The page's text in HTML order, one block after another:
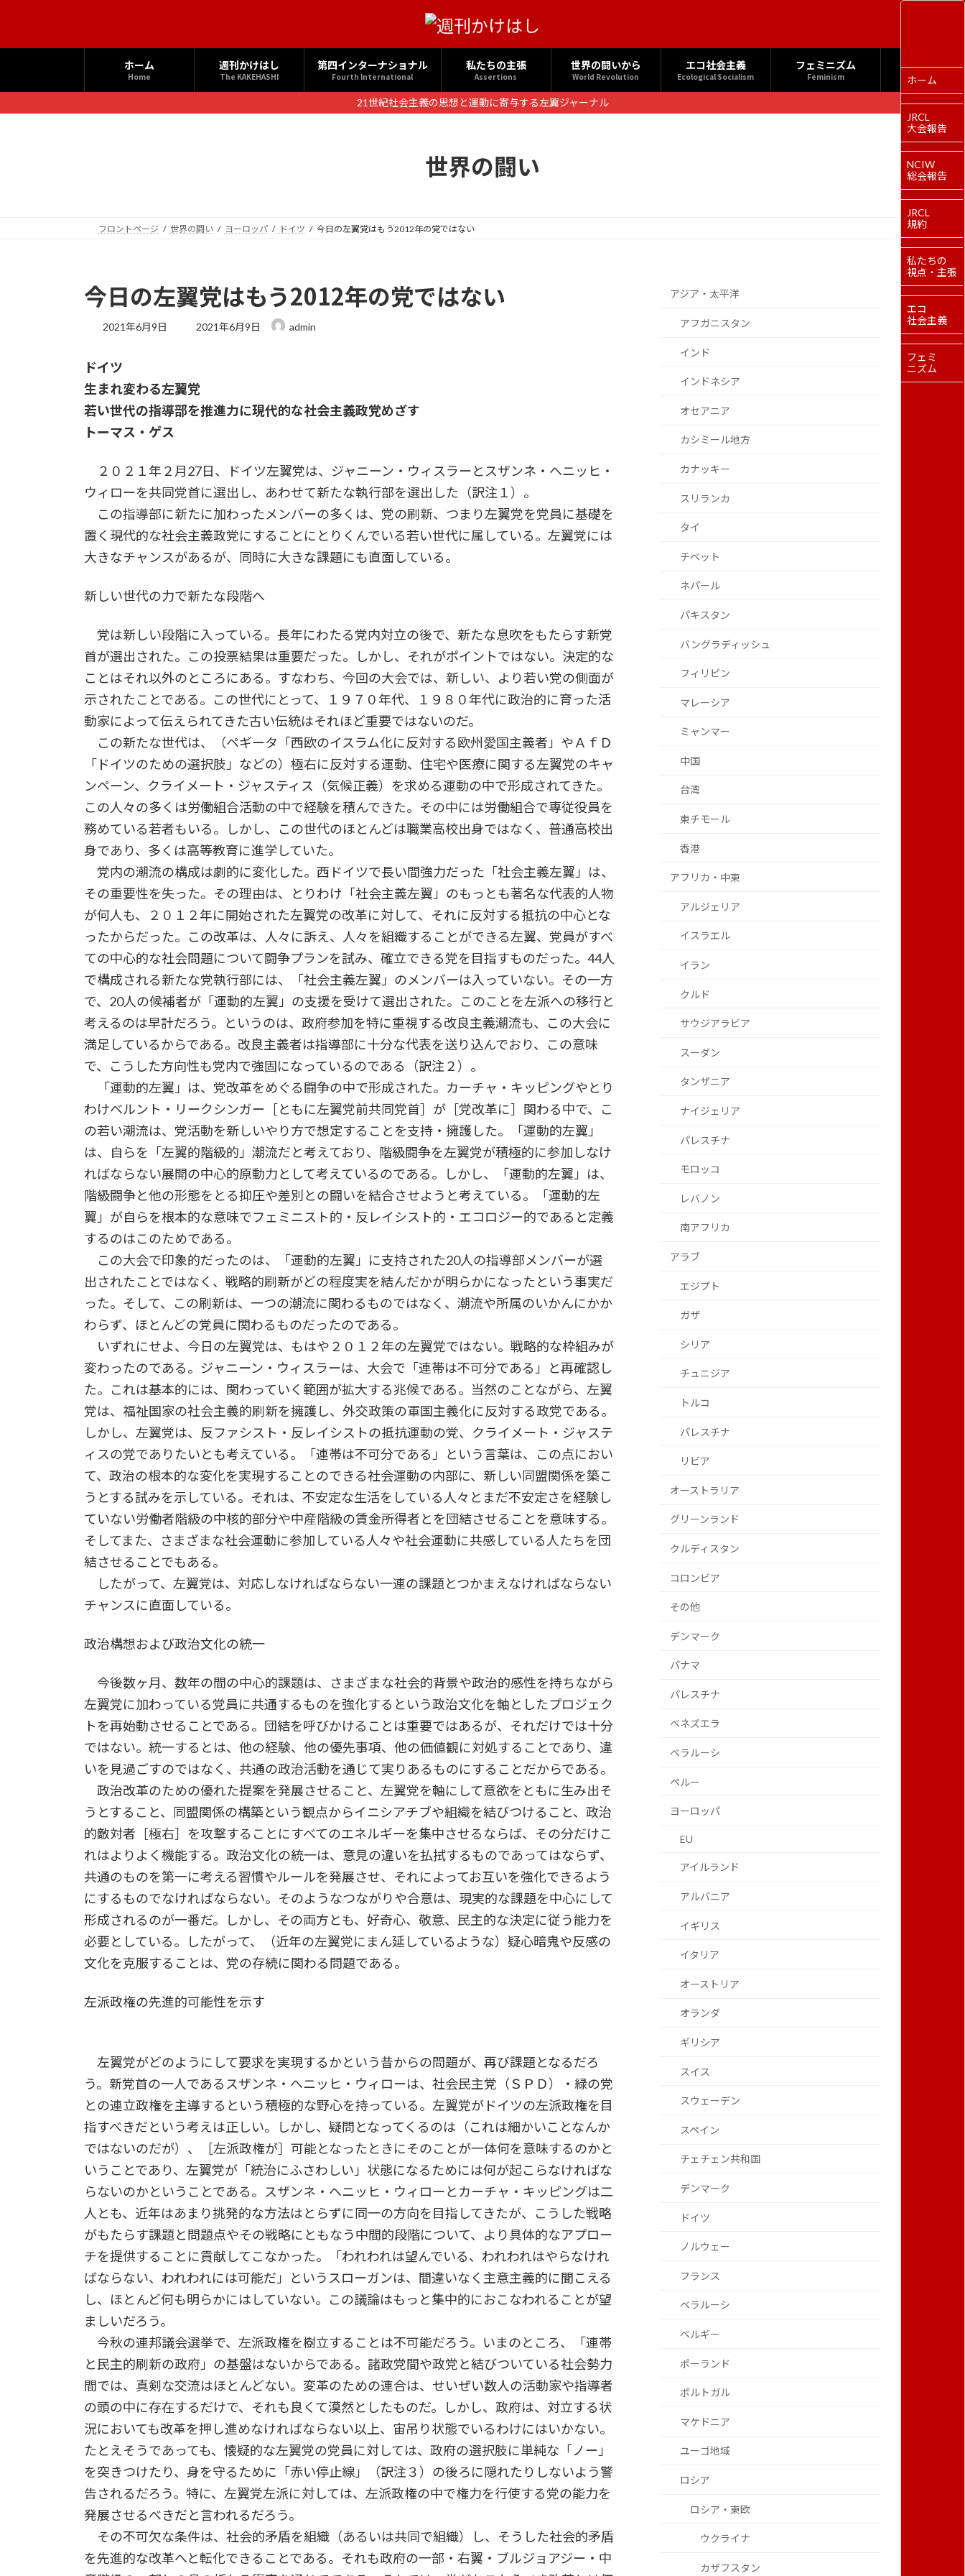
へ
ス
ョ
ン
ホーム
Home
週刊かけはし
The KAKEHASHI
第四インターナショナル
Fourth International
私たちの主張
Assertions
世界の闘いから
World Revolution
エコ社会主義
Ecological Socialism
フェミニズム
Feminism
21世紀社会主義の思想と運動に寄与する左翼ジャーナル
世界の闘い
フロントページ 世界の闘い ヨーロッパ ドイツ 今日の左翼党はもう2012年の党ではない
今日の左翼党はもう2012年の党ではない
2021年6月9日
最
日
時
:
2021年6月9日 admin
ドイツ
生まれ変わる左翼党
若い世代の指導部を推進力に現代的な社会主義政党めざす
トーマス・ゲス
２０２１年２月27日、ドイツ左翼党は、ジャニーン・ウィスラーとスザンネ・ヘニッヒ・
ウィローを共同党首に選出し、あわせて新たな執行部を選出した（訳注１）。
この指導部に新たに加わったメンバーの多くは、党の刷新、つまり左翼党を党員に基礎を
置く現代的な社会主義政党にすることにとりくんでいる若い世代に属している。左翼党には
大きなチャンスがあるが、同時に大きな課題にも直面している。
新しい世代の力で新たな段階へ
党は新しい段階に入っている。長年にわたる党内対立の後で、新たな息吹をもたらす新党
首が選出された。この投票結果は重要だった。しかし、それがポイントではない。決定的な
ことはそれ以外のところにある。すなわち、今回の大会では、新しい、より若い党の側面が
示されたことである。この世代にとって、１９７０年代、１９８０年代に政治的に育った活
動家によって伝えられてきた古い伝統はそれほど重要ではないのだ。
この新たな世代は、（ペギータ「西欧のイスラム化に反対する欧州愛国主義者」やＡｆＤ
「ドイツのための選択肢」などの）極右に反対する運動、住宅や医療に関する左翼党のキャ
ンペーン、クライメート・ジャスティス（気候正義）を求める運動の中で形成されてきた。
この人々の多くは労働組合活動の中で経験を積んできた。その中には労働組合で専従役員を
務めている若者もいる。しかし、この世代のほとんどは職業高校出身ではなく、普通高校出
身であり、多くは高等教育に進学していた。
党内の潮流の構成は劇的に変化した。西ドイツで長い間強力だった「社会主義左翼」は、
その重要性を失った。その理由は、とりわけ「社会主義左翼」のもっとも著名な代表的人物
が何人も、２０１２年に開始された左翼党の改革に対して、それに反対する抵抗の中心とな
ったからだった。この改革は、人々に訴え、人々を組織することができる左翼、党員がすべ
ての中心的な社会問題について闘争プランを試み、確立できる党を目指すものだった。44人
で構成される新たな党執行部には、「社会主義左翼」のメンバーは入っていない。その一方
で、20人の候補者が「運動的左翼」の支援を受けて選出された。このことを左派への移行と
考えるのは早計だろう。というのは、政府参加を特に重視する改良主義潮流も、この大会に
満足しているからである。改良主義者は指導部に十分な代表を送り込んでおり、この意味
で、こうした方向性も党内で強固になっているのである（訳注２）。
「運動的左翼」は、党改革をめぐる闘争の中で形成された。カーチャ・キッピングやとり
わけベルント・リークシンガー［ともに左翼党前共同党首］が［党改革に］関わる中で、こ
の若い潮流は、党活動を新しいやり方で想定することを支持・擁護した。「運動的左翼」
は、自らを「左翼的階級的」潮流だと考えており、階級闘争を左翼党が積極的に参加しなけ
ればならない展開の中心的原動力として考えているのである。しかし、「運動的左翼」は、
階級闘争と他の形態をとる抑圧や差別との闘いを結合させようと考えている。「運動的左
翼」が自らを根本的な意味でフェミニスト的・反レイシスト的・エコロジー的であると定義
するのはこのためである。
この大会で印象的だったのは、「運動的左翼」に支持された20人の指導部メンバーが選
出されたことではなく、戦略的刷新がどの程度実を結んだかが明らかになったという事実だ
った。そして、この刷新は、一つの潮流に関わるものではなく、潮流や所属のいかんにかか
わらず、ほとんどの党員に関わるものだったのである。
いずれにせよ、今日の左翼党は、もはや２０１２年の左翼党ではない。戦略的な枠組みが
変わったのである。ジャニーン・ウィスラーは、大会で「連帯は不可分である」と再確認し
た。これは基本的には、関わっていく範囲が拡大する兆候である。当然のことながら、左翼
党は、福祉国家の社会主義的刷新を擁護し、外交政策の軍国主義化に反対する政党である。
しかし、左翼党は、反ファシスト・反レイシストの抵抗運動の党、クライメート・ジャステ
ィスの党でありたいとも考えている。「連帯は不可分である」という言葉は、この点におい
て、政治の根本的な変化を実現することのできる社会運動の内部に、新しい同盟関係を築こ
うとする試みを示している。それは、不安定な生活をしている人々とまだ不安定さを経験し
ていない労働者階級の中核的部分や中産階級の賃金所得者とを団結させることを意味する。
そしてまた、さまざまな社会運動に参加している人々や社会運動に共感している人たちを団
結させることでもある。
したがって、左翼党は、対応しなければならない一連の課題とつかまえなければならない
チャンスに直面している。
政治構想および政治文化の統一
今後数ヶ月、数年の間の中心的課題は、さまざまな社会的背景や政治的感性を持ちながら
左翼党に加わっている党員に共通するものを強化するという政治文化を軸としたプロジェク
トを再始動させることである。団結を呼びかけることは重要ではあるが、それだけでは十分
ではない。統一するとは、他の経験、他の優先事項、他の価値観に対処することであり、違
いを見過ごすのではなく、共通の政治活動を通じて実りあるものにすることだからである。
政治改革のための優れた提案を発展させること、左翼党を軸にして意欲をともに生み出そ
うとすること、同盟関係の構築という観点からイニシアチブや組織を結びつけること、政治
的敵対者［極右］を攻撃することにすべてのエネルギーを集中させるならば、その分だけこ
れはよりよく機能する。政治文化の統一は、意見の違いを払拭するものであってはならず、
共通のものを第一に考える習慣やルールを発展させ、それによってお互いを強化できるよう
にするものでなければならない。そのようなつながりや合意は、現実的な課題を中心にして
形成されるのが一番だ。しかし、その両方とも、好奇心、敬意、民主的な決定に従う能力を
必要としている。したがって、（近年の左翼党にまん延しているような）疑心暗鬼や反感の
文化を克服することは、党の存続に関わる問題である。
左派政権の先進的可能性を示す
左翼党がどのようにして要求を実現するかという昔からの問題が、再び課題となるだろ
う。新党首の一人であるスザンネ・ヘニッヒ・ウィローは、社会民主党（ＳＰＤ）・緑の党
との連立政権を主導するという積極的な野心を持っている。左翼党がドイツの左派政権を目
指すべきだという考えは正しい。しかし、疑問となってくるのは（これは細かいことなんか
ではないのだが）、［左派政権が］可能となったときにそのことが一体何を意味するのかと
いうことであり、左翼党が「統治にふさわしい」状態になるためには何が起こらなければな
らないのかということである。スザンネ・ヘニッヒ・ウィローとカーチャ・キッピングは二
人とも、近年はあまり挑発的な方法はとらずに同一の方向を目指してきたが、こうした戦略
がもたらす課題と問題点やその戦略にともなう中間的段階について、より具体的なアプロー
チを提供することに貢献してこなかった。「われわれは望んでいる、われわれはやらなけれ
ばならない、われわれには可能だ」というスローガンは、間違いなく主意主義的に聞こえる
し、ほとんど何も明らかにはしていない。この議論はもっと集中的におこなわれることが望
ましいだろう。
今秋の連邦議会選挙で、左派政権を樹立することは不可能だろう。いまのところ、「連帯
と民主的刷新の政府」の基盤はないからである。諸政党間や政党と結びついている社会勢力
間では、真剣な交流はほとんどない。変革のための連合は、せいぜい数人の活動家や指導者
の頭の中に存在するだけで、それも良くて漠然としたものだ。しかし、政府は、対立する状
況においても改革を押し進めなければならない以上、宙吊り状態でいるわけにはいかない。
たとえそうであっても、懐疑的な左翼党の党員に対しては、政府の選択肢に単純な「ノー」
を突きつけたり、身を守るために「赤い停止線」（訳注３）の後ろに隠れたりしないよう警
告されるだろう。特に、左翼党左派に対しては、左派政権の中で権力を行使する党の能力を
発展させるべきだと言われるだろう。
その不可欠な条件は、社会的矛盾を組織（あるいは共同で組織）し、そうした社会的矛盾
を先進的な改革へと転化できることである。それも政府の一部・右翼・ブルジョアジー・中
アジア・太平洋
アフガニスタン
インド
インドネシア
オセアニア
カシミール地方
カナッキー
スリランカ
タイ
チベット
ネパール
パキスタン
バングラディッシュ
フィリピン
マレーシア
ミャンマー
中国
台湾
東チモール
香港
アフリカ・中東
アルジェリア
イスラエル
イラン
クルド
サウジアラビア
スーダン
タンザニア
ナイジェリア
パレスチナ
モロッコ
レバノン
南アフリカ
アラブ
エジプト
ガザ
シリア
チュニジア
トルコ
パレスチナ
リビア
オーストラリア
グリーンランド
クルディスタン
コロンビア
その他
デンマーク
パナマ
パレスチナ
ベネズエラ
ベラルーシ
ペルー
ヨーロッパ
EU
アイルランド
アルバニア
イギリス
イタリア
オーストリア
オランダ
ギリシア
スイス
スウェーデン
スペイン
チェチェン共和国
デンマーク
ドイツ
ノルウェー
フランス
ベラルーシ
ベルギー
ポーランド
ポルトガル
マケドニア
ユーゴ地域
ロシア
ロシア・東欧
ウクライナ
カザフスタン
ホーム
JRCL
大会報告
NCIW
総会報告
JRCL
規約
私たちの
視点・主張
エコ
社会主義
フェミ
ニズム